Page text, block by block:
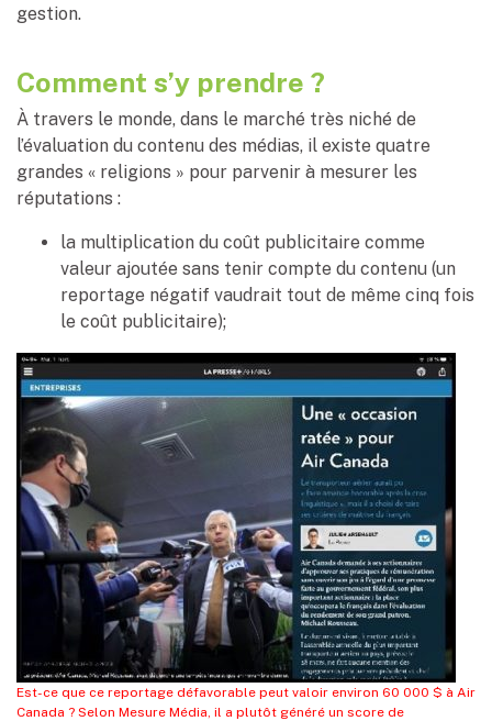
gestion.
Comment s’y prendre ?
À travers le monde, dans le marché très niché de
l’évaluation du contenu des médias, il existe quatre
grandes « religions » pour parvenir à mesurer les
réputations :
la multiplication du coût publicitaire comme
valeur ajoutée sans tenir compte du contenu (un
reportage négatif vaudrait tout de même cinq fois
le coût publicitaire);
Est-ce que ce reportage défavorable peut valoir environ 60 000 $ à Air
Canada ? Selon Mesure Média, il a plutôt généré un score de